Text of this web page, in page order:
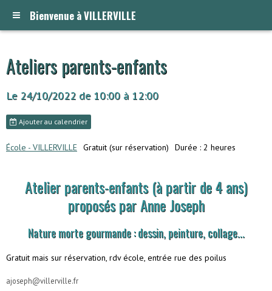
Bienvenue à VILLERVILLE
Ateliers parents-enfants
Le 24/10/2022 de 10:00 à 12:00
Ajouter au calendrier
École - VILLERVILLE Gratuit (sur réservation) Durée : 2 heures
Atelier parents-enfants (à partir de 4 ans)
proposés par Anne Joseph
Nature morte gourmande : dessin, peinture, collage...
Gratuit mais sur réservation, rdv école, entrée rue des poilus
ajoseph@villerville.fr